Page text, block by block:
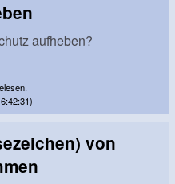
aufheben?
von